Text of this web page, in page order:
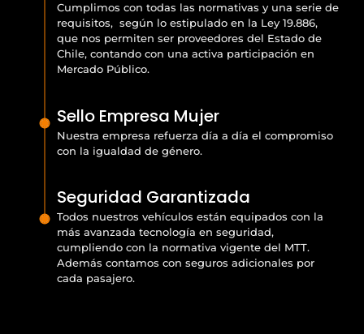
Cumplimos con todas las normativas y una serie de
requisitos, según lo estipulado en la Ley 19.886,
que nos permiten ser proveedores del Estado de
Chile, contando con una activa participación en
Mercado Público.
Sello Empresa Mujer
Nuestra empresa refuerza día a día el compromiso
con la igualdad de género.
Seguridad Garantizada
Todos nuestros vehículos están equipados con la
más avanzada tecnología en seguridad,
cumpliendo con la normativa vigente del MTT.
Además contamos con seguros adicionales por
cada pasajero.